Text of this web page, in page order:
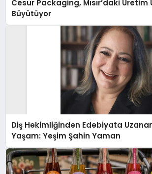
Cesur Packaging, Mısır’daki Üretim
Büyütüyor
Diş Hekimliğinden Edebiyata
Yaşam: Yeşim Şahin Yaman